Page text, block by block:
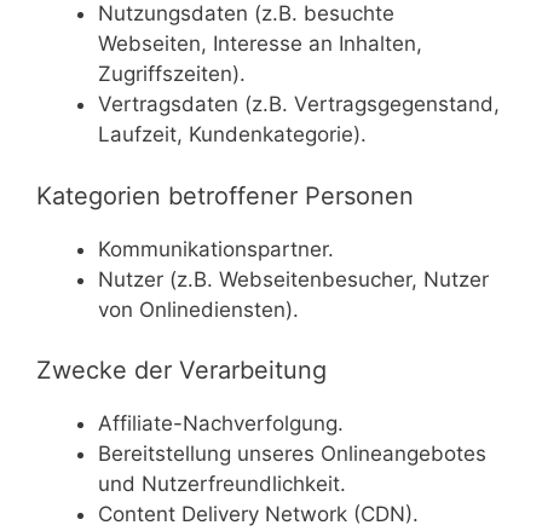
Nutzungsdaten (z.B. besuchte
Webseiten, Interesse an Inhalten,
Zugriffszeiten).
Vertragsdaten (z.B. Vertragsgegenstand,
Laufzeit, Kundenkategorie).
Kategorien betroffener Personen
Kommunikationspartner.
Nutzer (z.B. Webseitenbesucher, Nutzer
von Onlinediensten).
Zwecke der Verarbeitung
Affiliate-Nachverfolgung.
Bereitstellung unseres Onlineangebotes
und Nutzerfreundlichkeit.
Content Delivery Network (CDN).